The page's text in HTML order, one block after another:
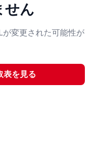
せん
変更された可能性が
表を見る